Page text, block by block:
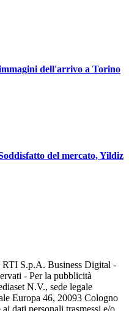
dell'arrivo a Torino
del mercato, Yildiz
RTI S.p.A. Business Digital -
- Per la pubblicità
N.V., sede legale
Europa 46, 20093 Cologno
dati personali trasmessi e/o